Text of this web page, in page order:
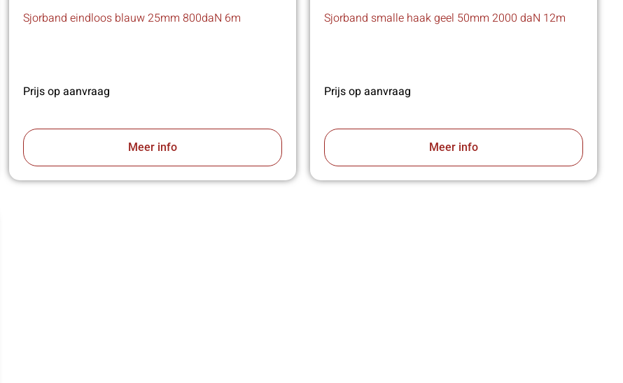
Sjorband eindloos blauw 25mm 800daN 6m
Prijs op aanvraag
Meer info
Sjorband smalle haak geel 50mm 2000 daN 12m
Prijs op aanvraag
Meer info